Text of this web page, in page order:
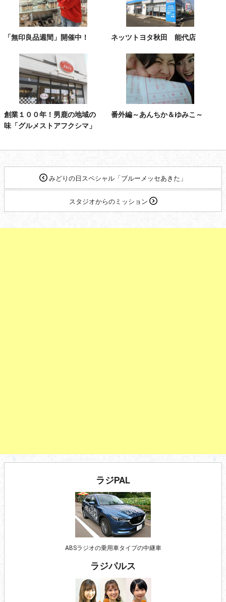
「無印良品週間」開催中！ ネッツトヨタ秋田 能代店
創業１００年！男鹿の地域の
味「グルメストアフクシマ」
番外編～あんちか＆ゆみこ～
みどりの日スペシャル「ブルーメッセあきた」
スタジオからのミッション
ラジPAL
ABSラジオの乗用車タイプの中継車
ラジパルス